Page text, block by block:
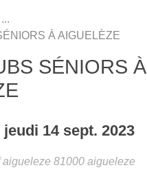
À AIGUELÈZE
SÉNIORS À
jeudi 14 sept. 2023
aigueleze 81000 aigueleze